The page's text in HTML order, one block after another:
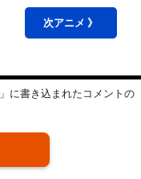
次アニメ 》
」に書き込まれたコメントの